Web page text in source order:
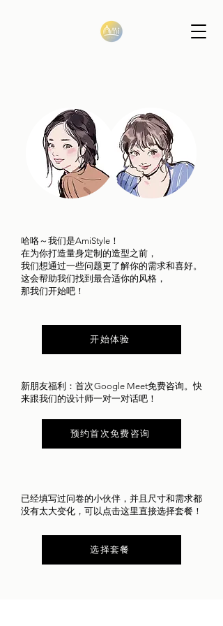
哈咯～我们是AmiStyle！
在为你打造量身定制的造型之前，
我们想通过一些问题更了解你的需求和喜好。
这会帮助我们找到最合适你的风格，
那我们开始吧！
开始体验
新朋友福利：首次Google Meet免费咨询。快
来跟我们的设计师一对一对话吧！
预约首次免费咨询
​已经填写过问卷的小伙伴，并且尺寸和需求都
没有太大变化，可以点击这里直接选择套餐！
选择套餐